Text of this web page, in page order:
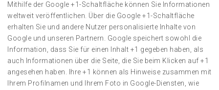
Mithilfe der Google +1-Schaltfläche können Sie Informationen
weltweit veröffentlichen. Über die Google +1-Schaltfläche
erhalten Sie und andere Nutzer personalisierte Inhalte von
Google und unseren Partnern. Google speichert sowohl die
Information, dass Sie für einen Inhalt +1 gegeben haben, als
auch Informationen über die Seite, die Sie beim Klicken auf +1
angesehen haben. Ihre +1 können als Hinweise zusammen mit
Ihrem Profilnamen und Ihrem Foto in Google-Diensten, wie